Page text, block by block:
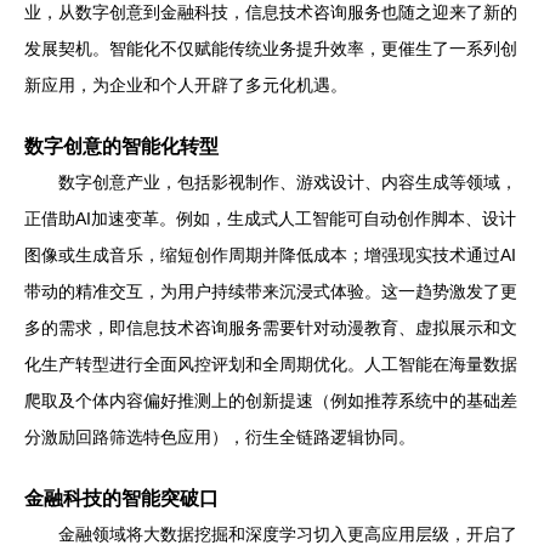
业，从数字创意到金融科技，信息技术咨询服务也随之迎来了新的
发展契机。智能化不仅赋能传统业务提升效率，更催生了一系列创
新应用，为企业和个人开辟了多元化机遇。
数字创意的智能化转型
数字创意产业，包括影视制作、游戏设计、内容生成等领域，
正借助AI加速变革。例如，生成式人工智能可自动创作脚本、设计
图像或生成音乐，缩短创作周期并降低成本；增强现实技术通过AI
带动的精准交互，为用户持续带来沉浸式体验。这一趋势激发了更
多的需求，即信息技术咨询服务需要针对动漫教育、虚拟展示和文
化生产转型进行全面风控评划和全周期优化。人工智能在海量数据
爬取及个体内容偏好推测上的创新提速（例如推荐系统中的基础差
分激励回路筛选特色应用），衍生全链路逻辑协同。
金融科技的智能突破口
金融领域将大数据挖掘和深度学习切入更高应用层级，开启了